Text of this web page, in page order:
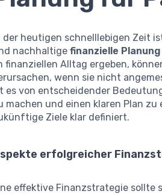
der heutigen schnelllebigen Zeit
nachhaltigefinanzielle Planung
finanziellen Alltag ergeben,
wenn sie nicht
es von entscheidender
machen und einen klaren Plan
Ziele klar definiert.
erfolgreicher
effektive Finanzstrategie